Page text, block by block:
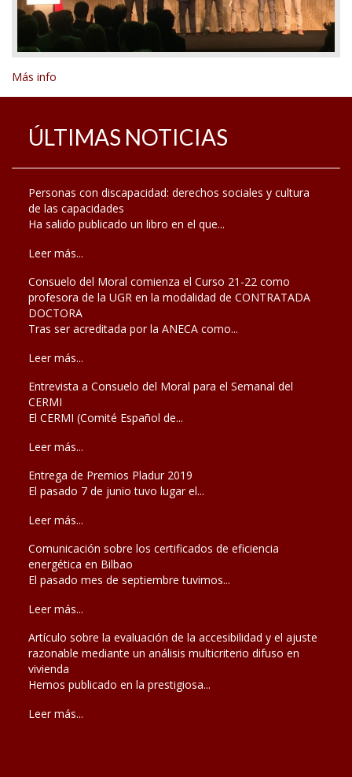
Más info
ÚLTIMAS NOTICIAS
Personas con discapacidad: derechos sociales y cultura
de las capacidades
Ha salido publicado un libro en el que...
Leer más...
Consuelo del Moral comienza el Curso 21-22 como
profesora de la UGR en la modalidad de CONTRATADA
DOCTORA
Tras ser acreditada por la ANECA como...
Leer más...
Entrevista a Consuelo del Moral para el Semanal del
CERMI
El CERMI (Comité Español de...
Leer más...
Entrega de Premios Pladur 2019
El pasado 7 de junio tuvo lugar el...
Leer más...
Comunicación sobre los certificados de eficiencia
energética en Bilbao
El pasado mes de septiembre tuvimos...
Leer más...
Artículo sobre la evaluación de la accesibilidad y el ajuste
razonable mediante un análisis multicriterio difuso en
vivienda
Hemos publicado en la prestigiosa...
Leer más...